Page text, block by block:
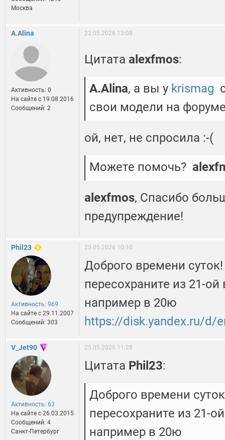
Москва
A.Alina
Активность: 0
На сайте c 19.08.2016
Сообщений: 2
22.05.2026 13:08
Цитата alexfmos:
A.Alina, а вы у krismag
свои модели на
ой, нет, не спросила :-(
Можете помочь?
alexfmos, Спасибо
предупреждение!
Phil23
Активность: 969
На сайте c 29.11.2007
Сообщений: 303
25.05.2026 10:10
Доброго времени
пересохраните из 21-
например в 20ю
https://disk.yandex.ru/d/
V_Jet90
Активность: 63
На сайте c 26.03.2015
Сообщений: 4
Санкт-Петербург
25.05.2026 11:28
Цитата Phil23:
Доброго времени
пересохраните из 21-
например в 20ю